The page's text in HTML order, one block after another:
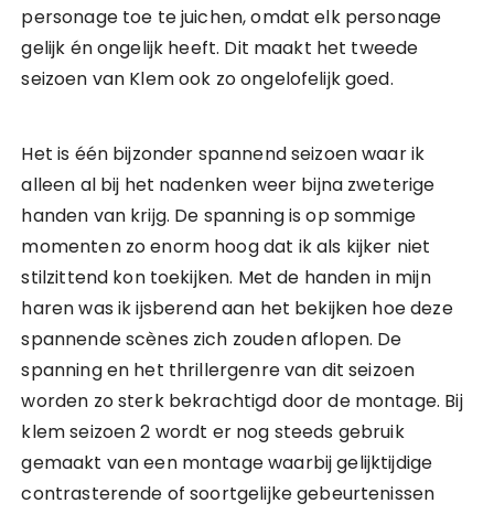
personage toe te juichen, omdat elk personage
gelijk én ongelijk heeft. Dit maakt het tweede
seizoen van Klem ook zo ongelofelijk goed.
Het is één bijzonder spannend seizoen waar ik
alleen al bij het nadenken weer bijna zweterige
handen van krijg. De spanning is op sommige
momenten zo enorm hoog dat ik als kijker niet
stilzittend kon toekijken. Met de handen in mijn
haren was ik ijsberend aan het bekijken hoe deze
spannende scènes zich zouden aflopen. De
spanning en het thrillergenre van dit seizoen
worden zo sterk bekrachtigd door de montage. Bij
klem seizoen 2 wordt er nog steeds gebruik
gemaakt van een montage waarbij gelijktijdige
contrasterende of soortgelijke gebeurtenissen